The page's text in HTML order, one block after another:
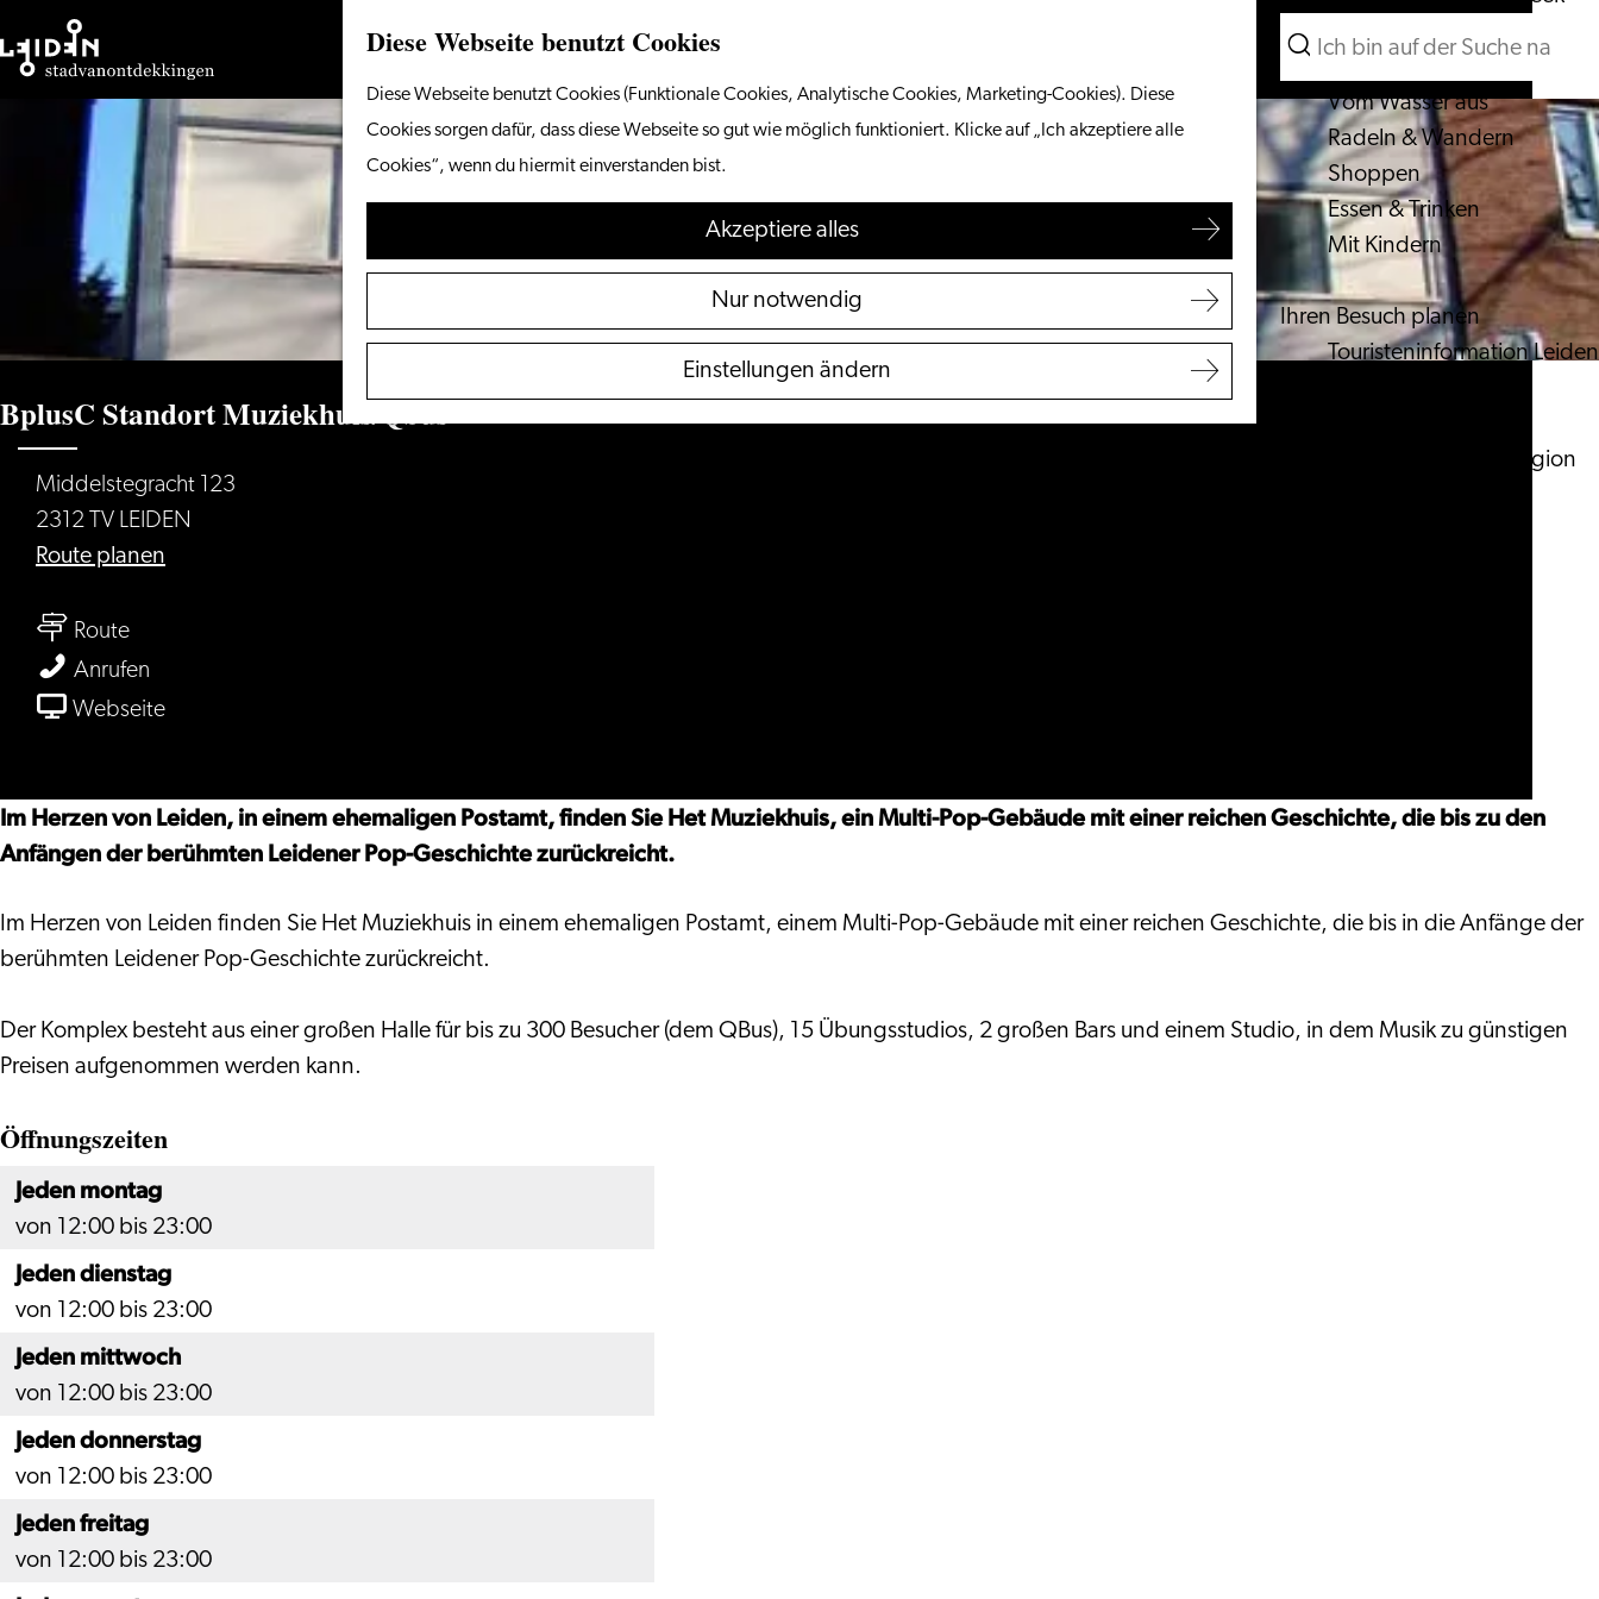
Diese Webseite benutzt Cookies
Diese Webseite benutzt Cookies (Funktionale Cookies, Analytische Cookies, Marketing-Cookies). Diese
Cookies sorgen dafür, dass diese Webseite so gut wie möglich funktioniert. Klicke auf „Ich akzeptiere alle
Cookies“, wenn du hiermit einverstanden bist.
Akzeptiere alles
Nur notwendig
Einstellungen ändern
Homepage
Menü
Suchen
Vom Wasser aus
Radeln & Wandern
Shoppen
Essen & Trinken
Mit Kindern
Ihren Besuch planen
Touristeninformation Leiden
Entdecken Sie die Region
Suchen
BplusC Standort Muziekhuis/Qbus
Middelstegracht 123
2312 TV LEIDEN
Route planen
Routebis
BplusC
Standort
Anrufen
Standort
Webseiteab
Muziekhuis/Qbus
Im Herzen von Leiden, in einem ehemaligen Postamt, finden Sie Het Muziekhuis, ein Multi-Pop-Gebäude mit einer reichen Geschichte, die bis zu den
Anfängen der berühmten Leidener Pop-Geschichte zurückreicht.
Im Herzen von Leiden finden Sie Het Muziekhuis in einem ehemaligen Postamt, einem Multi-Pop-Gebäude mit einer reichen Geschichte, die bis in die Anfänge der
berühmten Leidener Pop-Geschichte zurückreicht.
Der Komplex besteht aus einer großen Halle für bis zu 300 Besucher (dem QBus), 15 Übungsstudios, 2 großen Bars und einem Studio, in dem Musik zu günstigen
Preisen aufgenommen werden kann.
Öffnungszeiten
Jeden montag
von 12:00 bis 23:00
Jeden dienstag
von 12:00 bis 23:00
Jeden mittwoch
von 12:00 bis 23:00
Jeden donnerstag
von 12:00 bis 23:00
Jeden freitag
von 12:00 bis 23:00